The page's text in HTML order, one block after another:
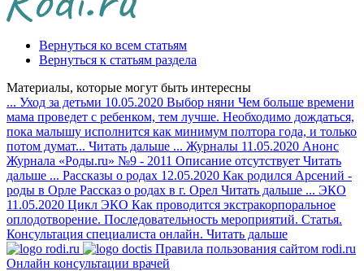
Вернуться ко всем статьям
Вернуться к статьям раздела
Материалы, которые могут быть интересны
... Уход за детьми 10.05.2020 Выбор няни Чем больше времени
мама проведет с ребенком, тем лучше. Необходимо дождаться,
пока малышу исполнится как минимум полтора года, и только
потом думат... Читать дальше ... Журналы 11.05.2020 Анонс
Журнала «Роды.ru» №9 - 2011 Описание отсутствует Читать
дальше ... Рассказы о родах 12.05.2020 Как родился Арсений -
роды в Орле Рассказ о родах в г. Орел Читать дальше ... ЭКО
11.05.2020 Цикл ЭКО Как проводится экстракорпоральное
оплодотворение. Последовательность мероприятий. Статья.
Консультация специалиста онлайн. Читать дальше
Правила пользования сайтом rodi.ru
Онлайн консультации врачей